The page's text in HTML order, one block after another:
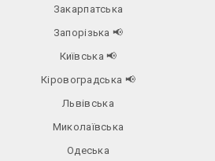
Закарпатська
Запорізька 📢
Київська📢
Кіровоградська 📢
Львівська
Миколаївська
Одеська